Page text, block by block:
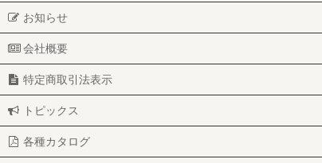
お知らせ
会社概要
特定商取引法表示
トピックス
各種カタログ